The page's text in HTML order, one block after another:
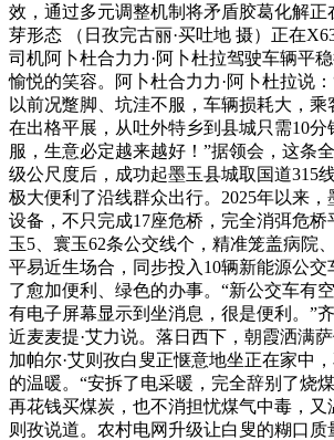
效，通过多元调整机制将矛盾胶葛化解正
芽形态 （日孜完古丽·买吐地 摄）正在
司机阿卜杜合力力·阿卜杜拉驾驶车辆平
愉悦的笑容。阿卜杜合力力·阿卜杜拉说：
以前况蹩脚、坑洼不服，车辆损耗大，
在出格平展，从吐外特乡到县城只需10分
服，生意必定越来越好！”据领会，这条
级公尺度后，成功起墨玉县城取国道315
极大便利了沿线群众出行。2025年以来
设备，不只完成17座危桥，完全消弭危
玉5、寰玉62条公交线个，精准笼盖病院
平易近生场合，同步投入10辆新能源公
了愈加便利、绿色的办事。“新公交车有
有电子屏幕显示到坐消息，很是便利。”
近麦麦提·艾力说。落日西下，朝霞洒满
加帕尔·艾则孜白叟正惬意地坐正在家中
的温暖。“安拆了电采暖，完全辞别了烧
再花钱买煤炭，也不消担忧煤气中毒，又
则孜说道。农村电网升级让白叟的糊口质